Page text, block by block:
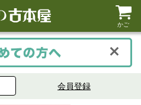
かご
会員登録